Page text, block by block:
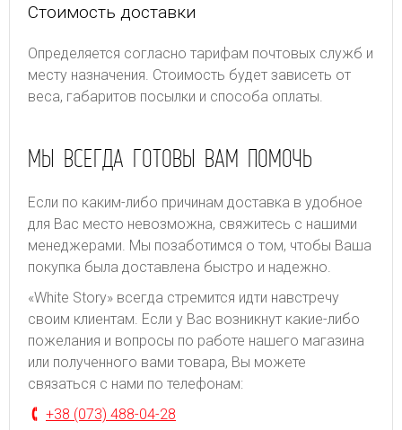
Стоимость доставки
Определяется согласно тарифам почтовых служб и
месту назначения. Стоимость будет зависеть от
веса, габаритов посылки и способа оплаты.
МЫ ВСЕГДА ГОТОВЫ ВАМ ПОМОЧЬ
Если по каким-либо причинам доставка в удобное
для Вас место невозможна, свяжитесь с нашими
менеджерами. Мы позаботимся о том, чтобы Ваша
покупка была доставлена быстро и надежно.
«White Story» всегда стремится идти навстречу
своим клиентам. Если у Вас возникнут какие-либо
пожелания и вопросы по работе нашего магазина
или полученного вами товара, Вы можете
связаться с нами по телефонам:
+38 (073) 488-04-28